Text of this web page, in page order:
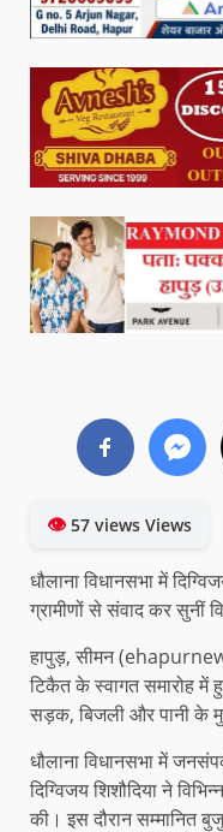
👁57 views Views
धौलाना विधानसभा में
ग्रामीणों से संवाद कर सुनीं
हापुड़, सीमन
टिकैत के स्वागत समारोह में
सड़क, बिजली और पानी के
धौलाना विधानसभा में
दिग्विजय शिशौदिया ने
की। इस दौरान सम्मानित